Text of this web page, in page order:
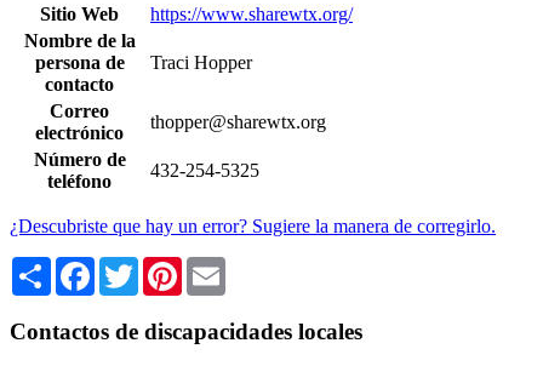
Sitio Web
https://www.sharewtx.org/
Nombre de la
persona de
contacto
Traci Hopper
Correo
electrónico
thopper@sharewtx.org
Número de
teléfono
432-254-5325
¿Descubriste que hay un error? Sugiere la manera de corregirlo.
Share Facebook
TwitterPinterest
Contactos de discapacidades locales